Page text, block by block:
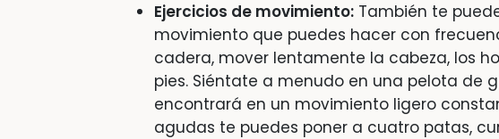
Ejercicios de movimiento: También te
movimiento que puedes hacer con
cadera, mover lentamente la cabeza, los
pies. Siéntate a menudo en una pelota de
encontrará en un movimiento ligero
agudas te puedes poner a cuatro patas,